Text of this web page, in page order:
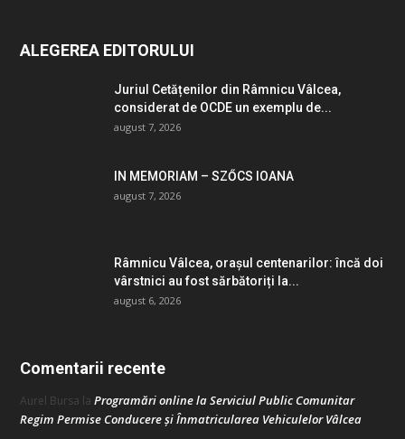
ALEGEREA EDITORULUI
Juriul Cetățenilor din Râmnicu Vâlcea,
considerat de OCDE un exemplu de...
august 7, 2026
IN MEMORIAM – SZŐCS IOANA
august 7, 2026
Râmnicu Vâlcea, orașul centenarilor: încă doi
vârstnici au fost sărbătoriți la...
august 6, 2026
Comentarii recente
Aurel Bursa la Programări online la Serviciul Public Comunitar
Regim Permise Conducere şi Înmatricularea Vehiculelor Vâlcea